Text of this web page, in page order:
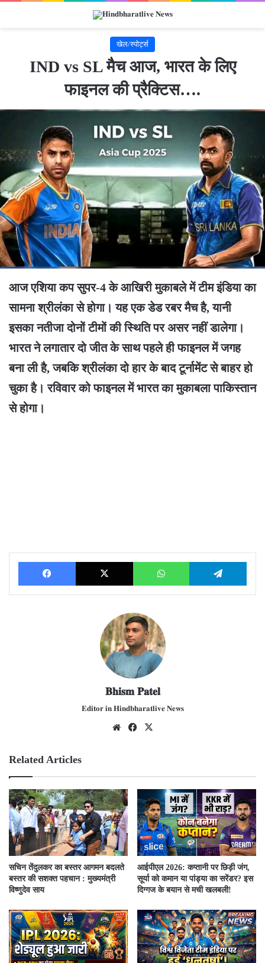
खेल/स्पोर्ट्स
IND vs SL मैच आज, भारत के लिए
फाइनल की प्रैक्टिस….
आज एशिया कप सुपर-4 के आखिरी मुकाबले में टीम इंडिया का
सामना श्रीलंका से होगा। यह एक डेड रबर मैच है, यानी
इसका नतीजा दोनों टीमों की स्थिति पर असर नहीं डालेगा।
भारत ने लगातार दो जीत के साथ पहले ही फाइनल में जगह
बना ली है, जबकि श्रीलंका दो हार के बाद टूर्नामेंट से बाहर हो
चुका है। रविवार को फाइनल में भारत का मुकाबला पाकिस्तान
से होगा।
Facebook X WhatsApp
𝐁𝐡𝐢𝐬𝐦 𝐏𝐚𝐭𝐞𝐥
𝐄𝐝𝐢𝐭𝐨𝐫 𝐢𝐧 𝐇𝐢𝐧𝐝𝐛𝐡𝐚𝐫𝐚𝐭𝐥𝐢𝐯𝐞 𝐍𝐞𝐰𝐬
We
Fac
Related Articles
सचिन तेंदुलकर का बस्तर आगमन बदलते
बस्तर की सशक्त पहचान : मुख्यमंत्री
विष्णुदेव साय
आईपीएल 2026: कप्तानी पर छिड़ी जंग,
सूर्या को कमान या पांड्या का सरेंडर? इस
दिग्गज के बयान से मची खलबली!